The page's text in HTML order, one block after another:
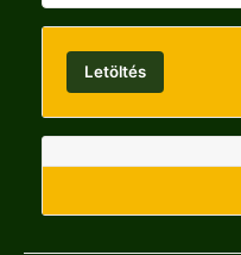
Letöltés